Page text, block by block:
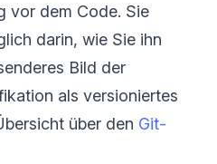
vor dem Code. Sie
darin, wie Sie ihn
Bild der
als versioniertes
über den Git-